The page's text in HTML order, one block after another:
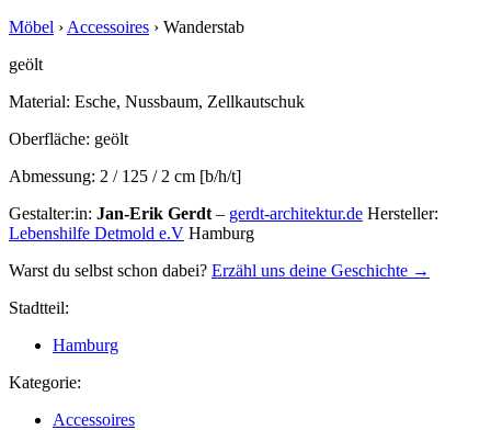
Möbel › Accessoires › Wanderstab
geölt
Material: Esche, Nussbaum, Zellkautschuk
Oberfläche: geölt
Abmessung: 2 / 125 / 2 cm [b/h/t]
Gestalter:in: Jan-Erik Gerdt – gerdt-architektur.de Hersteller:
Lebenshilfe Detmold e.V Hamburg
Warst du selbst schon dabei? Erzähl uns deine Geschichte →
Stadtteil:
Hamburg
Kategorie:
Accessoires